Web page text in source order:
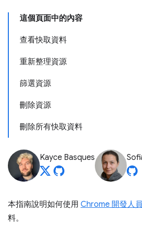
這個頁面中的內容
查看快取資料
重新整理資源
篩選資源
刪除資源
刪除所有快取資料
Kayce Basques
本指南說明如何使用 Chrome 開發人
料。